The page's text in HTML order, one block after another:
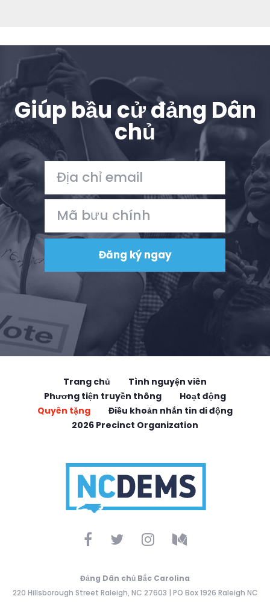
Trang chủ
Shop
Take Back the Courts
Làm việc với chúng tôi
Nhấn
Bữa tiệc của bạn
Hoạt động
Vote
Quyên tặng
Giúp bầu cử đảng Dân
chủ
Trang chủ
Tình nguyện viên
Phương tiện truyền thông
Hoạt động
Quyên tặng
Điều khoản nhắn tin di động
2026 Precinct Organization
Đảng Dân chủ Bắc Carolina
220 Hillsborough Street Raleigh, NC 27603 | PO Box 1926 Raleigh NC